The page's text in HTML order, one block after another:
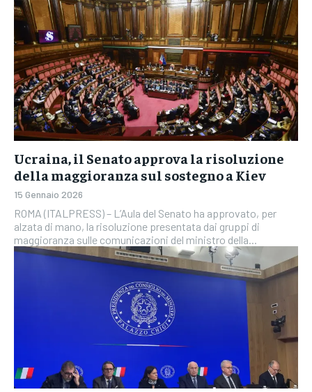
Ucraina, il Senato approva la risoluzione
della maggioranza sul sostegno a Kiev
15 Gennaio 2026
ROMA (ITALPRESS) – L’Aula del Senato ha approvato, per
alzata di mano, la risoluzione presentata dai gruppi di
maggioranza sulle comunicazioni del ministro della...